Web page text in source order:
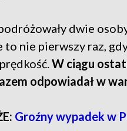
dwie
to nie pierwszy raz,
W ciągu
odpowiadał w
Groźny wypadek w